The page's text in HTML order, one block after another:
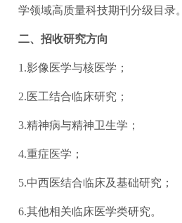
学领域高质量科技期刊分级目录。
二、招收研究方向
1.影像医学与核医学；
2.医工结合临床研究；
3.精神病与精神卫生学；
4.重症医学；
5.中西医结合临床及基础研究；
6.其他相关临床医学类研究。